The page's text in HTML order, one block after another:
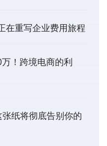
在重写企业费用旅程
！跨境电商的利
纸将彻底告别你的